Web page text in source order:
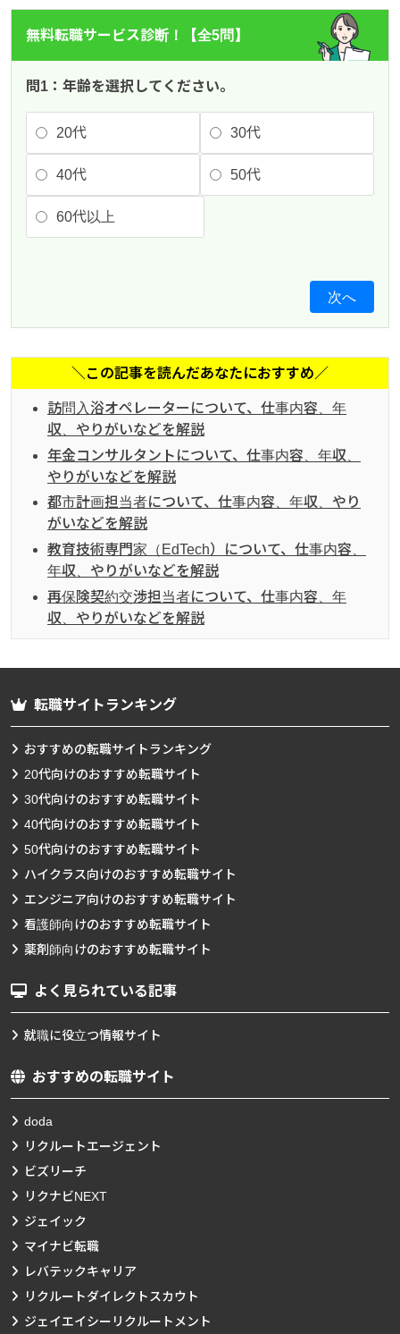
無料転職サービス診断！【全5問】
問1：年齢を選択してください。
20代 30代
40代 50代
60代以上
次へ
＼この記事を読んだあなたにおすすめ／
訪問入浴オペレーターについて、仕事内容、年
収、やりがいなどを解説
年金コンサルタントについて、仕事内容、年収、
やりがいなどを解説
都市計画担当者について、仕事内容、年収、やり
がいなどを解説
教育技術専門家（EdTech）について、仕事内容、
年収、やりがいなどを解説
再保険契約交渉担当者について、仕事内容、年
収、やりがいなどを解説
転職サイトランキング
おすすめの転職サイトランキング
20代向けのおすすめ転職サイト
30代向けのおすすめ転職サイト
40代向けのおすすめ転職サイト
50代向けのおすすめ転職サイト
ハイクラス向けのおすすめ転職サイト
エンジニア向けのおすすめ転職サイト
看護師向けのおすすめ転職サイト
薬剤師向けのおすすめ転職サイト
よく見られている記事
就職に役立つ情報サイト
おすすめの転職サイト
doda
リクルートエージェント
ビズリーチ
リクナビNEXT
ジェイック
マイナビ転職
レバテックキャリア
リクルートダイレクトスカウト
ジェイエイシーリクルートメント